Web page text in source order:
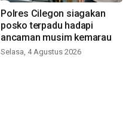
Polres Cilegon siagakan
posko terpadu hadapi
ancaman musim kemarau
Selasa, 4 Agustus 2026